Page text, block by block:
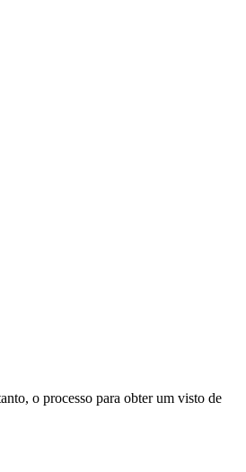
o processo para obter um visto de